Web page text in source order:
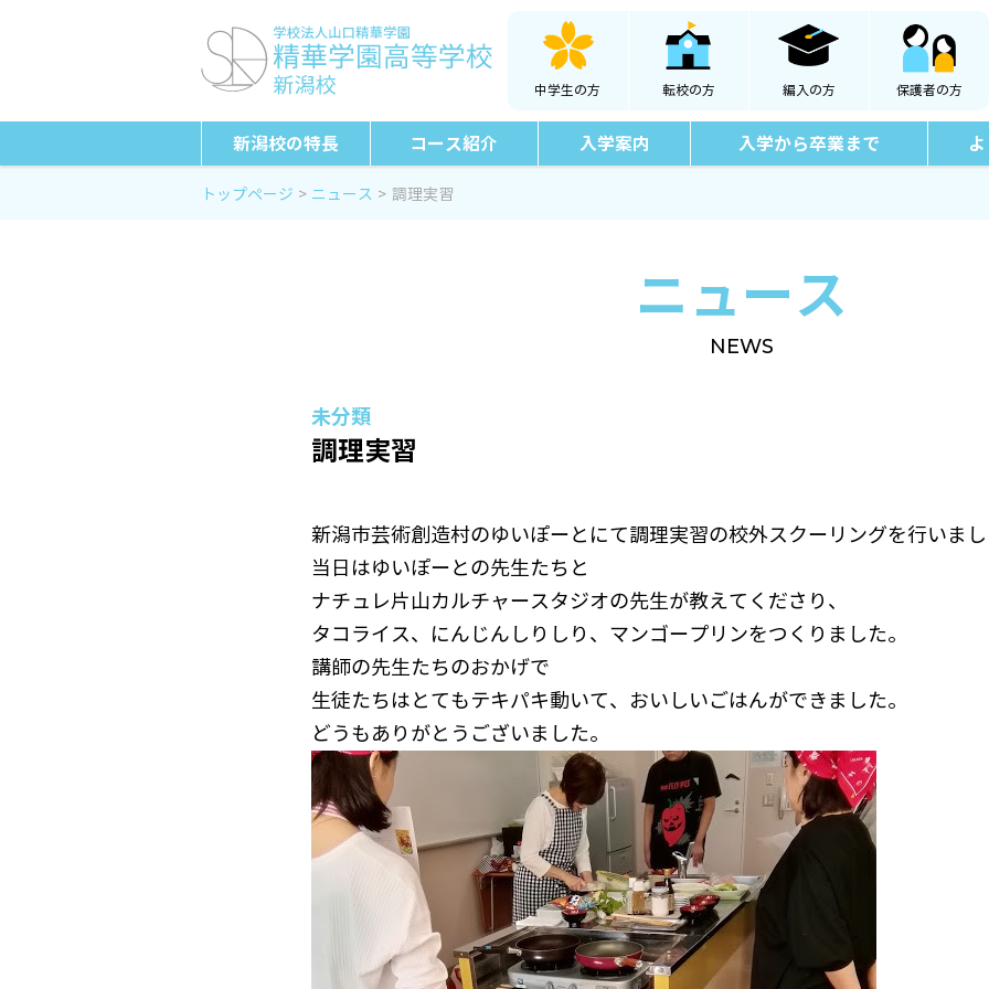
中学生の方 転校の方 編入の方 保護者の方
新潟校の特長 コース紹介 入学案内 入学から卒業まで
トップページ ニュース 調理実習
ニュース
NEWS
未分類
調理実習
新潟市芸術創造村のゆいぽーとにて調理実習の校外スクーリングを行いま
当日はゆいぽーとの先生たちと
ナチュレ片山カルチャースタジオの先生が教えてくださり、
タコライス、にんじんしりしり、マンゴープリンをつくりました。
講師の先生たちのおかげで
生徒たちはとてもテキパキ動いて、おいしいごはんができました。
どうもありがとうございました。